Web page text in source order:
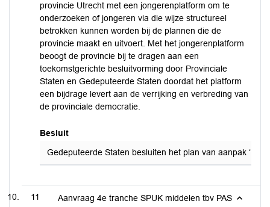
provincie Utrecht met een jongerenplatform om te
onderzoeken of jongeren via die wijze structureel
betrokken kunnen worden bij de plannen die de
provincie maakt en uitvoert. Met het jongerenplatform
beoogt de provincie bij te dragen aan een
toekomstgerichte besluitvorming door Provinciale
Staten en Gedeputeerde Staten doordat het platform
een bijdrage levert aan de verrijking en verbreding van
de provinciale democratie.
Besluit
Gedeputeerde Staten besluiten het plan van aanpak
11
Aanvraag 4e tranche SPUK middelen tbv PAS